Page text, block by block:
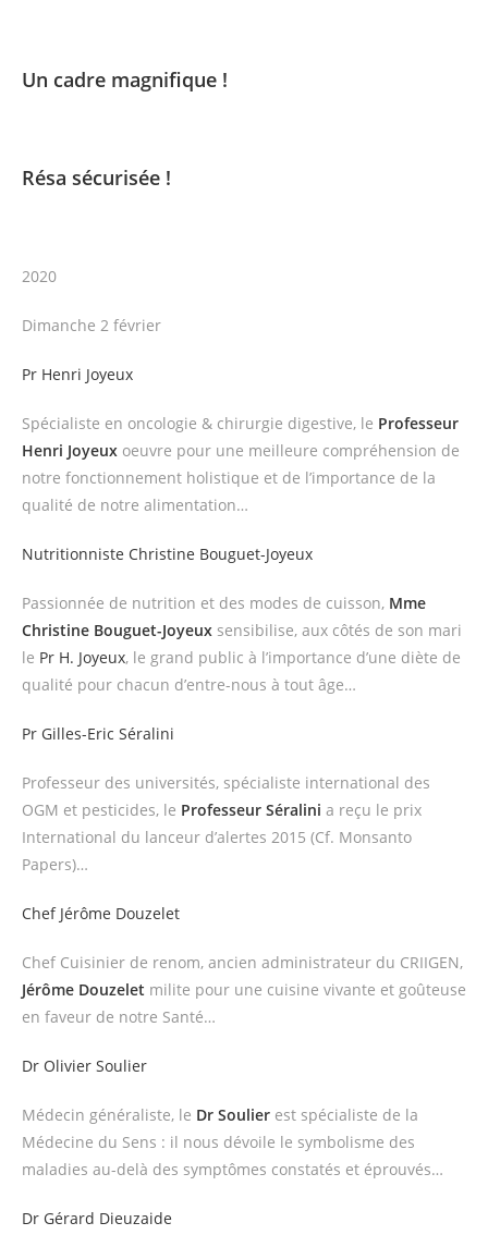
Un cadre magnifique !
Résa sécurisée !
2020
Dimanche 2 février
Pr Henri Joyeux
Spécialiste en oncologie & chirurgie digestive, le Professeur
Henri Joyeux oeuvre pour une meilleure compréhension de
notre fonctionnement holistique et de l’importance de la
qualité de notre alimentation…
Nutritionniste Christine Bouguet-Joyeux
Passionnée de nutrition et des modes de cuisson, Mme
Christine Bouguet-Joyeux sensibilise, aux côtés de son mari
le Pr H. Joyeux, le grand public à l’importance d’une diète de
qualité pour chacun d’entre-nous à tout âge…
Pr Gilles-Eric Séralini
Professeur des universités, spécialiste international des
OGM et pesticides, le Professeur Séralini a reçu le prix
International du lanceur d’alertes 2015 (Cf. Monsanto
Papers)…
Chef Jérôme Douzelet
Chef Cuisinier de renom, ancien administrateur du CRIIGEN,
Jérôme Douzelet milite pour une cuisine vivante et goûteuse
en faveur de notre Santé…
Dr Olivier Soulier
Médecin généraliste, le Dr Soulier est spécialiste de la
Médecine du Sens : il nous dévoile le symbolisme des
maladies au-delà des symptômes constatés et éprouvés…
Dr Gérard Dieuzaide